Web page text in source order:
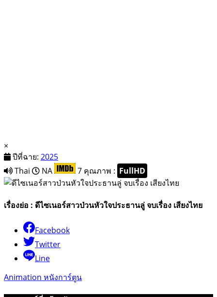
×
ปีที่ฉาย: 2025
Thai
NA 7 คุณภาพ : FullHD
เรื่องย่อ : ดีไซเนอร์สาวป่วนหัวใจประธานลู่ จบเรื่อง เสียงไทย
Facebook
Twitter
Line
Animation หนังการ์ตูน